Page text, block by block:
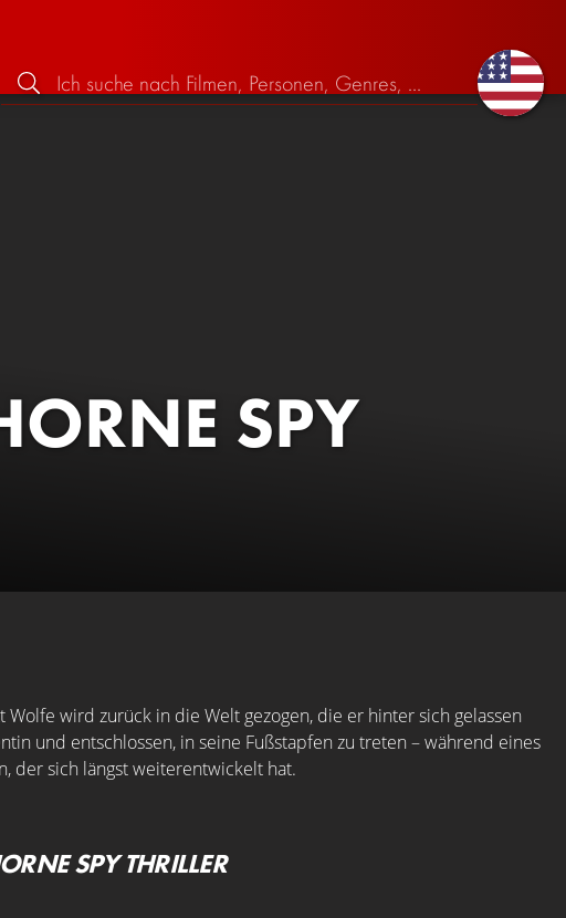
SPY
wird zurück in die Welt gezogen, die er hinter sich gelassen
und entschlossen, in seine Fußstapfen zu treten – während eines
der sich längst weiterentwickelt hat.
SPY THRILLER